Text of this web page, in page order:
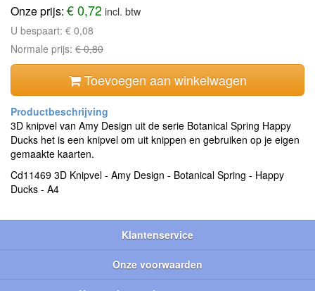
Onze prijs: € 0,72incl. btw
U bespaart: € 0,08
Normale prijs: € 0,80
Toevoegen aan winkelwagen
3D knipvel van Amy Design uit de serie Botanical Spring Happy
Ducks het is een knipvel om uit knippen en gebruiken op je eigen
gemaakte kaarten.
Cd11469 3D Knipvel - Amy Design - Botanical Spring - Happy
Ducks - A4
Klantenservice
Onze voorwaarden